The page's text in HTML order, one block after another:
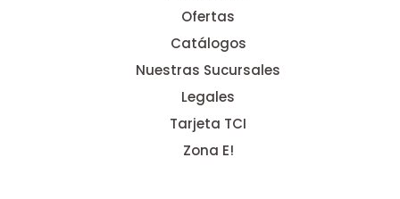
Ofertas
Catálogos
Nuestras Sucursales
Legales
Tarjeta TCI
Zona E!